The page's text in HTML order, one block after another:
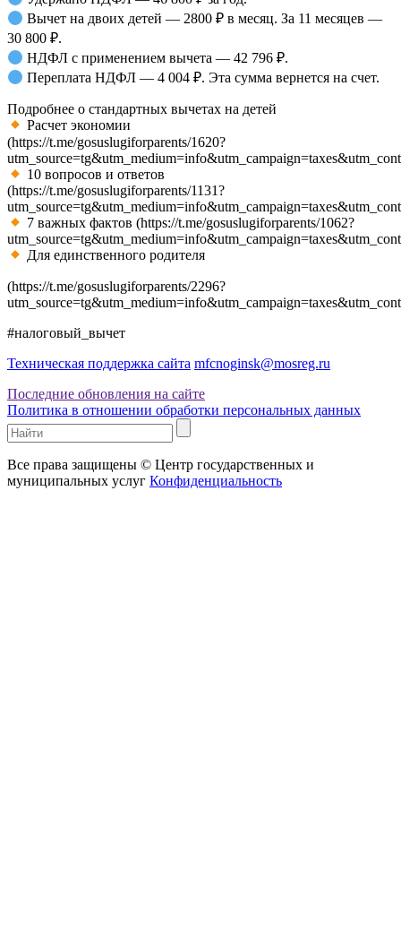
Вычет на двоих детей — 2800 ₽ в месяц. За 11 месяцев —
30 800 ₽.
НДФЛ с применением вычета — 42 796 ₽.
Переплата НДФЛ — 4 004 ₽. Эта сумма вернется на счет.
Подробнее о стандартных вычетах на детей
Расчет экономии
(https://t.me/gosuslugiforparents/1620?
10 вопросов и ответов
(https://t.me/gosuslugiforparents/1131?
7 важных фактов (https://t.me/gosuslugiforparents/1062?
Для единственного родителя
(https://t.me/gosuslugiforparents/2296?
#налоговый_вычет
Техническая поддержка сайта mfcnoginsk@mosreg.ru
Последние обновления на сайте
Политика в отношении обработки персональных данных
Все права защищены © Центр государственных и
муниципальных услуг Конфиденциальность